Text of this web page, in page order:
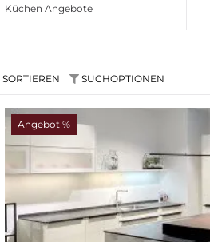
Küchen Angebote
SORTIEREN SUCHOPTIONEN
Angebot %